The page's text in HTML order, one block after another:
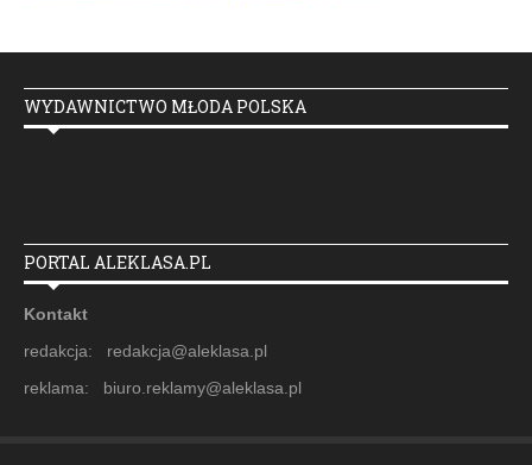
WYDAWNICTWO MŁODA POLSKA
PORTAL ALEKLASA.PL
Kontakt
redakcja: redakcja@aleklasa.pl
reklama: biuro.reklamy@aleklasa.pl